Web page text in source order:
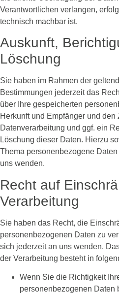
Verantwortlichen verlangen,
technisch machbar ist.
Auskunft,
Löschung
Sie haben im Rahmen der
Bestimmungen jederzeit das
über Ihre gespeicherten
Herkunft und Empfänger und den
Datenverarbeitung und ggf. ein
Löschung dieser Daten. Hierzu
Thema personenbezogene
uns wenden.
Recht auf
Verarbeitung
Sie haben das Recht, die
personenbezogenen Daten zu
sich jederzeit an uns wenden.
der Verarbeitung besteht in
Wenn Sie die Richtigkeit
personenbezogenen Daten